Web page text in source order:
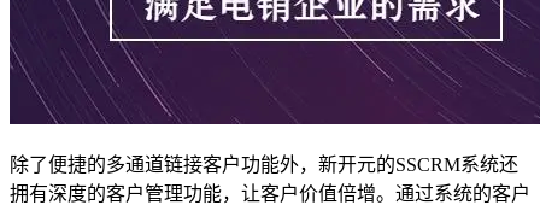
除了便捷的多通道链接客户功能外，新开元的SSCRM系统还
拥有深度的客户管理功能，让客户价值倍增。通过系统的客户